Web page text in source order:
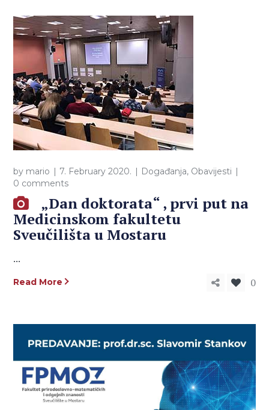
by mario 7. February 2020. Događanja, Obavijesti
0 comments
„Dan doktorata“ , prvi put na
Medicinskom fakultetu
Sveučilišta u Mostaru
...
Read More 0